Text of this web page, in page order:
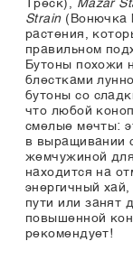
Треск), Mazar
Strain(Вонючка
растения,
правильном
Бутоны похожи
блестками
бутоны со
что любой
смелые мечты:
в выращивании
жемчужиной
находится на
энергичный
пути или занят
повышенной
рекомендует!